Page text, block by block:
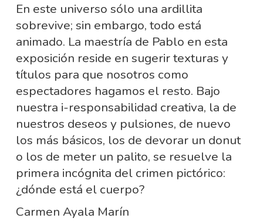
En este universo sólo una ardillita
sobrevive; sin embargo, todo está
animado. La maestría de Pablo en esta
exposición reside en sugerir texturas y
títulos para que nosotros como
espectadores hagamos el resto. Bajo
nuestra i-responsabilidad creativa, la de
nuestros deseos y pulsiones, de nuevo
los más básicos, los de devorar un donut
o los de meter un palito, se resuelve la
primera incógnita del crimen pictórico:
¿dónde está el cuerpo?
Carmen Ayala Marín